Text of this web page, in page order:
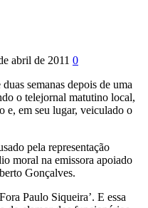
abril de 2011 0
semanas depois de uma
o telejornal matutino local,
e, em seu lugar, veiculado o
pela representação
moral na emissora apoiado
Gonçalves.
Paulo Siqueira’. E essa